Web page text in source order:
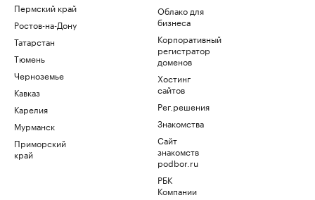
Пермский край
Ростов-на-Дону
Татарстан
Тюмень
Черноземье
Кавказ
Карелия
Мурманск
Приморский
край
Облако для
бизнеса
Корпоративный
регистратор
доменов
Хостинг
сайтов
Рег.решения
Знакомства
Сайт
знакомств
podbor.ru
РБК
Компании